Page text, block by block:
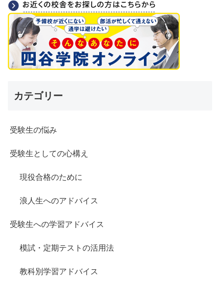
カテゴリー
受験生の悩み
受験生としての心構え
現役合格のために
浪人生へのアドバイス
受験生への学習アドバイス
模試・定期テストの活用法
教科別学習アドバイス